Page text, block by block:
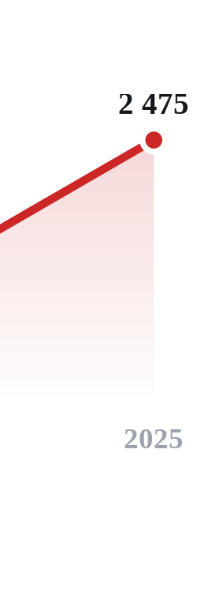
2 475
2025